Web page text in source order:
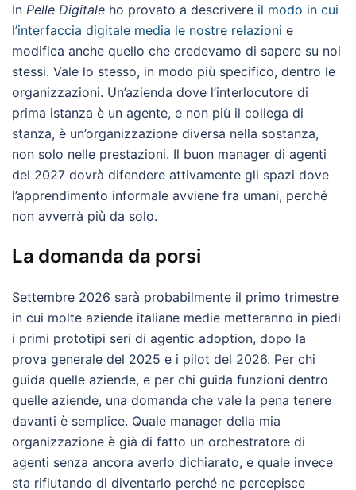
In Pelle Digitale ho provato a descrivere il modo in cui
l’interfaccia digitale media le nostre relazioni e
modifica anche quello che credevamo di sapere su noi
stessi. Vale lo stesso, in modo più specifico, dentro le
organizzazioni. Un’azienda dove l’interlocutore di
prima istanza è un agente, e non più il collega di
stanza, è un’organizzazione diversa nella sostanza,
non solo nelle prestazioni. Il buon manager di agenti
del 2027 dovrà difendere attivamente gli spazi dove
l’apprendimento informale avviene fra umani, perché
non avverrà più da solo.
La domanda da porsi
Settembre 2026 sarà probabilmente il primo trimestre
in cui molte aziende italiane medie metteranno in piedi
i primi prototipi seri di agentic adoption, dopo la
prova generale del 2025 e i pilot del 2026. Per chi
guida quelle aziende, e per chi guida funzioni dentro
quelle aziende, una domanda che vale la pena tenere
davanti è semplice. Quale manager della mia
organizzazione è già di fatto un orchestratore di
agenti senza ancora averlo dichiarato, e quale invece
sta rifiutando di diventarlo perché ne percepisce